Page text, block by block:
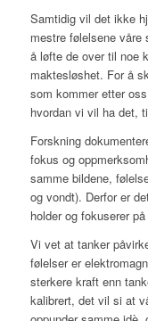
Samtidig vil det ikke
mestre følelsene
å løfte de over til noe
maktesløshet. For å
som kommer etter
hvordan vi vil ha det,
Forskning
fokus og
samme bildene,
og vondt). Derfor er
holder og fokuserer
Vi vet at tanker
følelser er
sterkere kraft enn
kalibrert, det vil si at